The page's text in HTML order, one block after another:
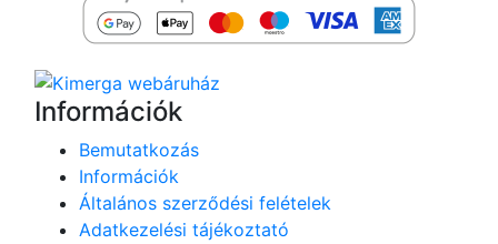
Információk
Bemutatkozás
Információk
Általános szerződési felételek
Adatkezelési tájékoztató